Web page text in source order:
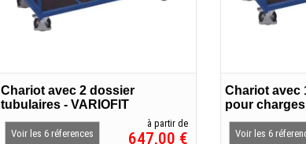
Chariot avec 2 dossier
tubulaires - VARIOFIT
Voir les 6 réferences
à partir de
647,00 €
Chariot avec
pour
Voir les 6